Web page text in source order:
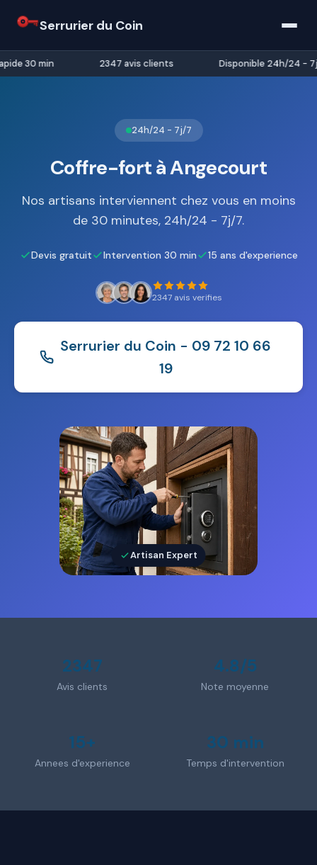
Serrurier du Coin
30 min 2347 avis clients Disponible 24h/24 -
24h/24 - 7j/7
Coffre-fort à Angecourt
Nos artisans interviennent chez vous en moins
de 30 minutes, 24h/24 - 7j/7.
Devis gratuit Intervention 30 min 15 ans d'experience
2347 avis verifies
Serrurier du Coin - 09 72 10 66
19
Artisan Expert
2347
Avis clients
4.8/5
Note moyenne
15+
Annees d'experience
30 min
Temps d'intervention